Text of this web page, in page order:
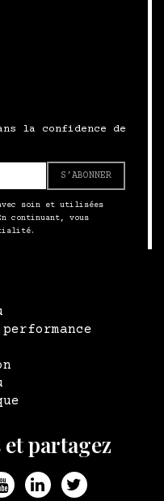
la confidence de
S’ABONNER
avec soin et utilisées
continuant, vous
partagez